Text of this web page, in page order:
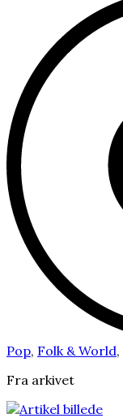
Pop, Folk & World,
Fra arkivet